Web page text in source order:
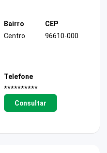
Bairro
Centro
CEP
96610-000
Telefone
**********
Consultar